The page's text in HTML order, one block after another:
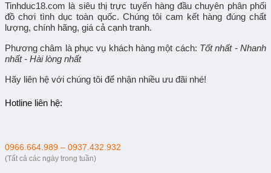
Tinhduc18.com là siêu thị trực tuyến hàng đầu chuyên phân phối
đồ chơi tình dục toàn quốc. Chúng tôi cam kết hàng đúng chất
lượng, chính hãng, giá cả cạnh tranh.
Phương châm là phục vụ khách hàng một cách: Tốt nhất - Nhanh
nhất - Hài lòng nhất
Hãy liên hệ với chúng tôi để nhận nhiều ưu đãi nhé!
Hotline liên hệ:
0966.664.989 – 0937.432.932
(Tất cả các ngày trong tuần)